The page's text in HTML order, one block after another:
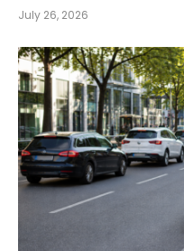
July 26, 2026